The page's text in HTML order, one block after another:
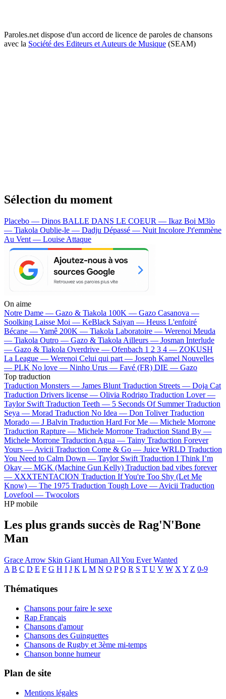
Paroles.net dispose d'un accord de licence de paroles de chansons
avec la Société des Editeurs et Auteurs de Musique (SEAM)
Sélection du moment
Placebo — Dinos BALLE DANS LE COEUR — Ikaz Boi M3lo
— Tiakola Oublie-le — Dadju Dépassé — Nuit Incolore J't'emmène
Au Vent — Louise Attaque
On aime
Notre Dame — Gazo & Tiakola 100K — Gazo Casanova —
Soolking Laisse Moi — KeBlack Saiyan — Heuss L'enfoiré
Bécane —Yamê 200K — Tiakola Laboratoire — Werenoi Meuda
— Tiakola Outro — Gazo & Tiakola Ailleurs — Josman Interlude
— Gazo & Tiakola Overdrive — Ofenbach 1 2 3 4 — ZOKUSH
La League — Werenoi Celui qui part — Joseph Kamel Nouvelles
— PLK No love — Ninho Urus — Favé (FR) DIE — Gazo
Top traduction
Traduction Monsters — James Blunt Traduction Streets — Doja Cat
Traduction Drivers license — Olivia Rodrigo Traduction Lover —
Taylor Swift Traduction Teeth — 5 Seconds Of Summer Traduction
Seya — Morad Traduction No Idea — Don Toliver Traduction
Morado — J Balvin Traduction Hard For Me — Michele Morrone
Traduction Rapture — Michele Morrone Traduction Stand By —
Michele Morrone Traduction Agua — Tainy Traduction Forever
Yours — Avicii Traduction Come & Go — Juice WRLD Traduction
You Need to Calm Down — Taylor Swift Traduction I Think I’m
Okay — MGK (Machine Gun Kelly) Traduction bad vibes forever
— XXXTENTACION Traduction If You're Too Shy (Let Me
Know) — The 1975 Traduction Tough Love — Avicii Traduction
Lovefool — Twocolors
HP mobile
Les plus grands succès de Rag'N'Bone
Man
Grace Arrow Skin Giant Human All You Ever Wanted
A B C D E F G H I J K L M N O P Q R S T U V W X Y Z 0-9
Thématiques
Chansons pour faire le sexe
Rap Français
Chansons d'amour
Chansons des Guinguettes
Chansons de Rugby et 3ème mi-temps
Chanson bonne humeur
Plan de site
Mentions légales